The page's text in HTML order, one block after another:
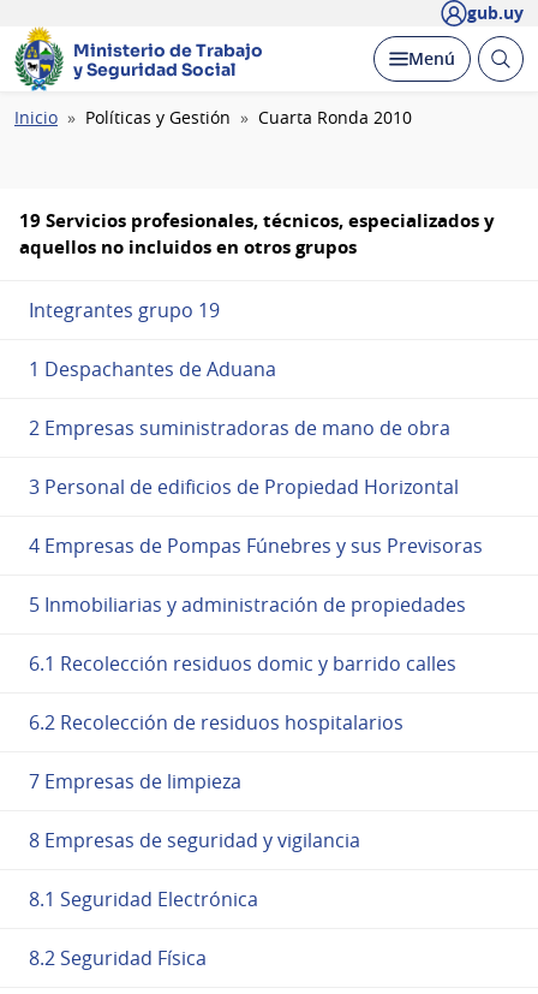
gub.uy
Ministerio de Trabajo
y Seguridad Social
Desplegar
Menú Abrir
Ruta
Inicio Políticas y Gestión Cuarta Ronda 2010
19 Servicios profesionales, técnicos, especializados y
aquellos no incluidos en otros grupos
Integrantes grupo 19
1 Despachantes de Aduana
2 Empresas suministradoras de mano de obra
3 Personal de edificios de Propiedad Horizontal
4 Empresas de Pompas Fúnebres y sus Previsoras
5 Inmobiliarias y administración de propiedades
6.1 Recolección residuos domic y barrido calles
6.2 Recolección de residuos hospitalarios
7 Empresas de limpieza
8 Empresas de seguridad y vigilancia
8.1 Seguridad Electrónica
8.2 Seguridad Física